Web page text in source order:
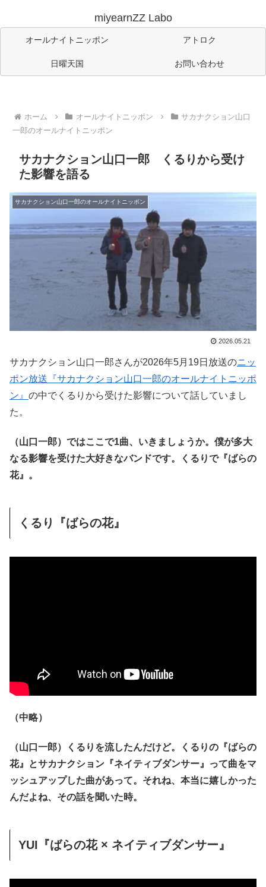
miyearnZZ Labo
オールナイトニッポン アトロク
日曜天国 お問い合わせ
ホーム オールナイトニッポン
サカナクション山口
一郎のオールナイトニッポン
サカナクション山口一郎 くるりから受け
た影響を語る
サカナクション山口一郎のオールナイトニッポン
2026.05.21
サカナクション山口一郎さんが2026年5月19日放送のニッ
ポン放送『サカナクション山口一郎のオールナイトニッポ
ン』 の中でくるりから受けた影響について話していまし
た。
（山口一郎）ではここで1曲、いきましょうか。僕が多大
なる影響を受けた大好きなバンドです。くるりで『ばらの
花』。
くるり『ばらの花』
（中略）
（山口一郎）くるりを流したんだけど。くるりの『ばらの
花』とサカナクション『ネイティブダンサー』って曲をマ
ッシュアップした曲があって。それね、本当に嬉しかった
んだよね、その話を聞いた時。
YUI『ばらの花 × ネイティブダンサー』